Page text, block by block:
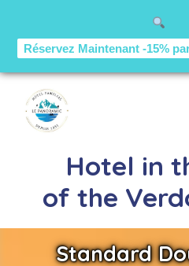
Skip
content
Hotel in
of the
Standard
Réservez Maintenant -15%